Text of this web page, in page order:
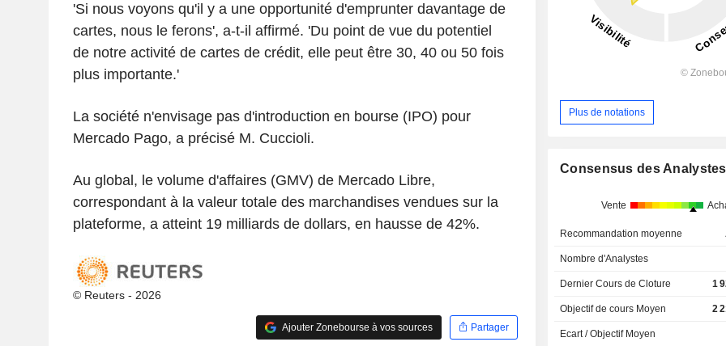
'Si nous voyons qu'il y a une opportunité d'emprunter davantage de
cartes, nous le ferons', a-t-il affirmé. 'Du point de vue du potentiel
de notre activité de cartes de crédit, elle peut être 30, 40 ou 50 fois
plus importante.'
La société n'envisage pas d'introduction en bourse (IPO) pour
Mercado Pago, a précisé M. Cuccioli.
Au global, le volume d'affaires (GMV) de Mercado Libre,
correspondant à la valeur totale des marchandises vendues sur la
plateforme, a atteint 19 milliards de dollars, en hausse de 42%.
© Reuters - 2026
Ajouter Zonebourse à vos sources Partager
Plus de notations
Consensus des Analystes
Vente
Recommandation moyenne
Nombre d'Analystes
Dernier Cours de Cloture 1
Objectif de cours Moyen 2
Ecart / Objectif Moyen